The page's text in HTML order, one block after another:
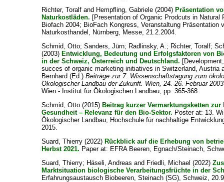
Richter, Toralf and Hempfling, Gabriele (2004) Präsentation
Naturkostläden. [Presentation of Organic Prodcuts in Natural
Biofach 2004; BioFach Kongress, Veranstaltung Präsentation
Naturkosthandel, Nürnberg, Messe, 21.2.2004.
Schmid, Otto;Sanders, Jürn; Radlinsky, A. ; Richter, Toralf;
(2003) Entwicklung, Bedeutung und Erfolgsfaktoren von
in der Schweiz, Österreich und Deutschland.
succes of organic marketing initiatives in Switzerland, Austria
Bernhard (Ed.)Beiträge zur 7. Wissenschaftstagung zum
Ökologischer Landbau der Zukunft. Wien, 24.-26. Februar 2003
Wien - Institut für Ökologischen Landbau, pp. 365-368.
Schmid, Otto(2015) Beitrag kurzer Vermarktungsketten
Gesundheit – Relevanz für den Bio-Sektor. Poster at: 13.
Ökologischer Landbau, Hochschule für nachhaltige
2015.
Suard, Thierry (2022) Rückblick auf die Erhebung von
Herbst 2021. Paper at: EFRA Beeren, Egnach/Steinach,
Suard, Thierry; Häseli, Andreas and Friedli, Michael (2022)
Marktsituation biologische Verarbeitungsfrüchte in der
Erfahrungsaustausch Biobeeren, Steinach (SG), Schweiz,